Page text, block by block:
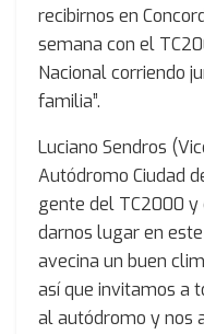
recibirnos en
semana con el
Nacional corriendo
familia”.
Luciano Sendros
Autódromo Ciudad
gente del TC2000 y
darnos lugar en
avecina un buen
así que invitamos a
al autódromo y nos